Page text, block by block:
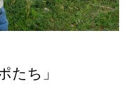
たち」